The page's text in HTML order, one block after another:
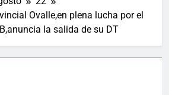
Ovalle,en plena lucha por el
la salida de su DT